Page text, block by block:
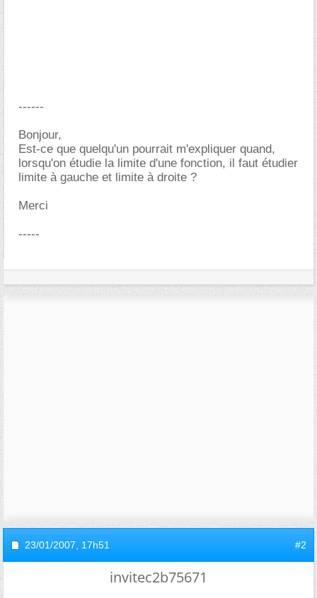
------
Bonjour,
Est-ce que quelqu'un pourrait m'expliquer quand,
lorsqu'on étudie la limite d'une fonction, il faut étudier
limite à gauche et limite à droite ?
Merci
-----
23/01/2007, 17h51 #2
invitec2b75671